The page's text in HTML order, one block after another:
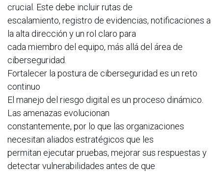
crucial. Este debe incluir rutas de
escalamiento, registro de evidencias, notificaciones a
la alta dirección y un rol claro para
cada miembro del equipo, más allá del área de
ciberseguridad.
Fortalecer la postura de ciberseguridad es un reto
continuo
El manejo del riesgo digital es un proceso dinámico.
Las amenazas evolucionan
constantemente, por lo que las organizaciones
necesitan aliados estratégicos que les
permitan ejecutar pruebas, mejorar sus respuestas y
detectar vulnerabilidades antes de que